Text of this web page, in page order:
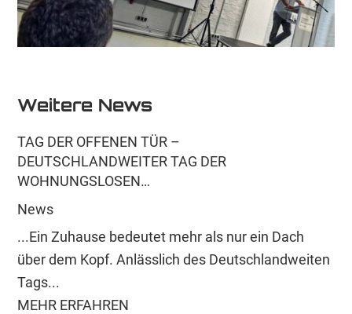
Weitere News
TAG DER OFFENEN TÜR –
DEUTSCHLANDWEITER TAG DER
WOHNUNGSLOSEN…
News
...Ein Zuhause bedeutet mehr als nur ein Dach
über dem Kopf. Anlässlich des Deutschlandweiten
Tags...
MEHR ERFAHREN